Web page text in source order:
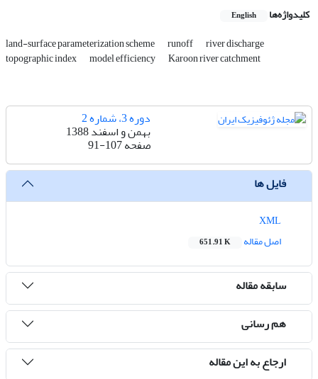
کلیدواژه‌ها English
land-surface parameterization scheme runoff river discharge
topographic index model efficiency Karoon river catchment
دوره 3، شماره 2
بهمن و اسفند 1388
صفحه91-107
فایل ها
اصل مقاله
651.91 K
سابقه مقاله
هم رسانی
ارجاع به این مقاله